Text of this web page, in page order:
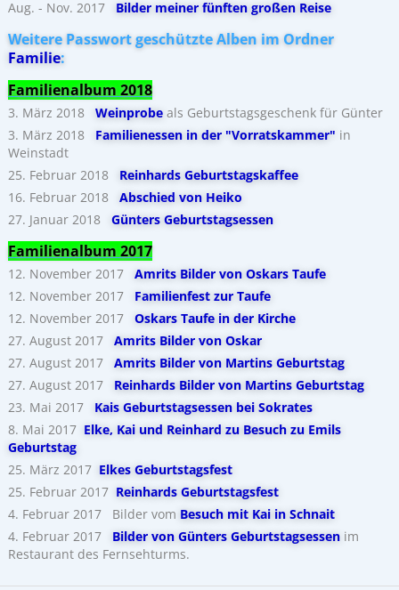
Aug. - Nov. 2017 Bilder meiner fünften großen Reise
Weitere Passwort geschützte Alben im Ordner
Familie:
Familienalbum 2018
3. März 2018 Weinprobeals Geburtstagsgeschenk für Günter
3. März 2018 Familienessen in der "Vorratskammer" in
Weinstadt
25. Februar 2018 Reinhards Geburtstagskaffee
16. Februar 2018 Abschied von Heiko
27. Januar 2018 Günters Geburtstagsessen
Familienalbum 2017
12. November 2017 Amrits Bilder von Oskars Taufe
12. November 2017 Familienfest zur Taufe
12. November 2017 Oskars Taufe in der Kirche
27. August 2017 Amrits Bilder von Oskar
27. August 2017 Amrits Bilder von Martins Geburtstag
27. August 2017 Reinhards Bilder von Martins Geburtstag
23. Mai 2017 Kais Geburtstagsessen bei Sokrates
8. Mai 2017 Elke, Kai und Reinhard zu Besuch zu Emils
Geburtstag
25. März 2017 Elkes Geburtstagsfest
25. Februar 2017 Reinhards Geburtstagsfest
4. Februar 2017 Bilder vom Besuch mit Kai in Schnait
4. Februar 2017 Bilder von Günters Geburtstagsessenim
Restaurant des Fernsehturms.